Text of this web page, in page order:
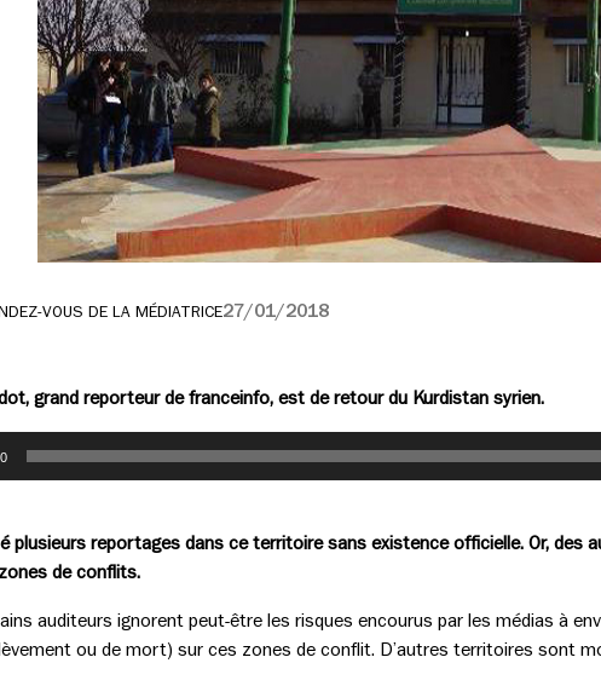
VOUS DE LA MÉDIATRICE27/01/2018
grand reporteur de franceinfo, est de retour du Kurdistan syrien.
plusieurs reportages dans ce territoire sans existence officielle. Or,
de conflits.
auditeurs ignorent peut-être les risques encourus par les médias à
ou de mort) sur ces zones de conflit. D’autres territoires sont